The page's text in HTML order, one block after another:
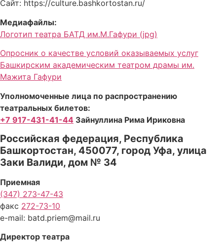
Сайт: https://culture.bashkortostan.ru/
Медиафайлы:
Логотип театра БАТД им.М.Гафури (jpg)
Опросник о качестве условий оказываемых услуг
Башкирским академическим театром драмы им.
Мажита Гафури
Уполномоченные лица по распространению
театральных билетов:
+7 917-431-41-44 Зайнуллина Рима Ириковна
Российская федерация, Республика
Башкортостан, 450077, город Уфа, улица
Заки Валиди, дом № 34
Приемная
(347) 273-47-43
факс 272-73-10
e-mail: batd.priem@mail.ru
Директор театра